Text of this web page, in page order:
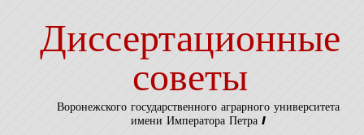
Диссертационные
советы
Воронежского государственного аграрного университета
имени Императора Петра I